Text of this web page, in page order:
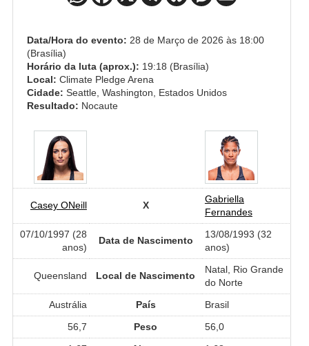
Data/Hora do evento: 28 de Março de 2026 às 18:00
(Brasília)
Horário da luta (aprox.): 19:18 (Brasília)
Local: Climate Pledge Arena
Cidade: Seattle, Washington, Estados Unidos
Resultado: Nocaute
Casey ONeill X
Gabriella
Fernandes
07/10/1997 (28
anos)
Data de Nascimento
13/08/1993 (32
anos)
Queensland Local de Nascimento
Natal, Rio Grande
do Norte
Austrália
País
Brasil
56,7
Peso
56,0